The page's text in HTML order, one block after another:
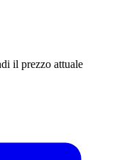
il prezzo attuale